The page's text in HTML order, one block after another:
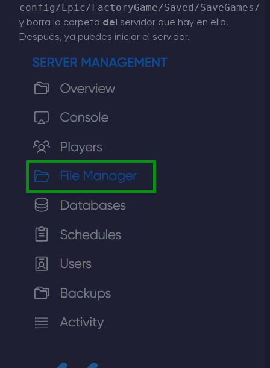
config/Epic/FactoryGame/Saved/SaveGames/
y borra la carpeta del
servidor que hay en ella.
Después, ya puedes iniciar el servidor.